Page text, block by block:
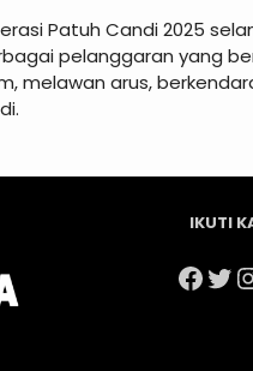
Patuh Candi 2025
pelanggaran yang
melawan arus,
IKUTI